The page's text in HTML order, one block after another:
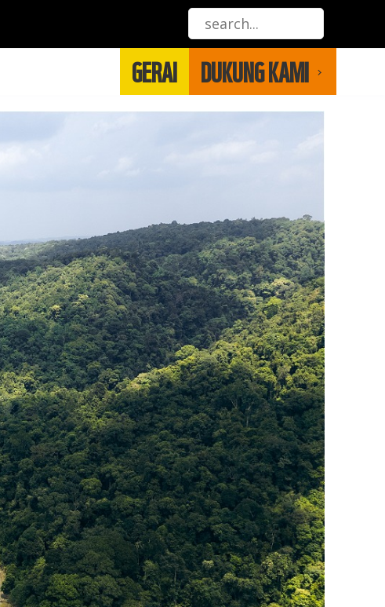
GERAI DUKUNG KAMI